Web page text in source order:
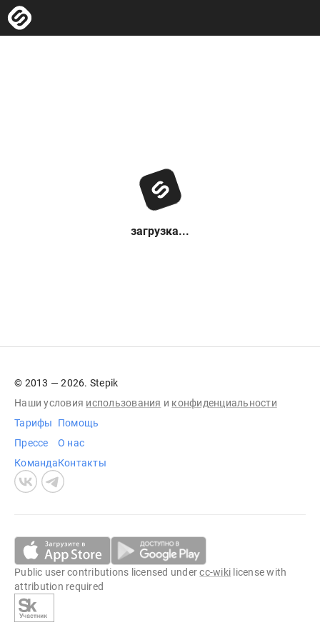
загрузка...
© 2013 — 2026. Stepik
Наши условия использования и конфиденциальности
Тарифы
Прессе
Команда
Помощь
О нас
Контакты
Public user contributions licensed undercc-wiki license with
attribution required